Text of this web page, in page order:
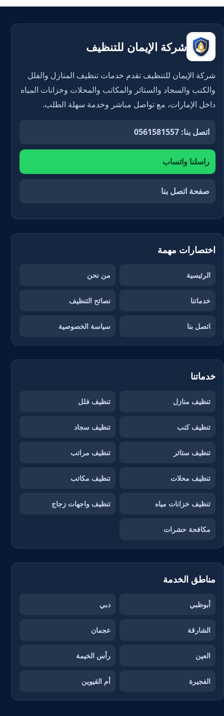
شركة الإيمان للتنظيف
شركة الإيمان للتنظيف تقدم خدمات تنظيف المنازل والفلل
والكنب والسجاد والستائر والمكاتب والمحلات وخزانات المياه
داخل الإمارات، مع تواصل مباشر وخدمة سهلة الطلب.
اتصل بنا: 0561581557
راسلنا واتساب
صفحة اتصل بنا
اختصارات مهمة
الرئيسية من نحن
خدماتنا نصائح التنظيف
اتصل بنا سياسة الخصوصية
خدماتنا
تنظيف منازل تنظيف فلل
تنظيف كنب تنظيف سجاد
تنظيف ستائر تنظيف مراتب
تنظيف محلات تنظيف مكاتب
تنظيف خزانات مياه تنظيف واجهات زجاج
مكافحة حشرات
مناطق الخدمة
أبوظبي دبي
الشارقة عجمان
العين رأس الخيمة
الفجيرة أم القيوين